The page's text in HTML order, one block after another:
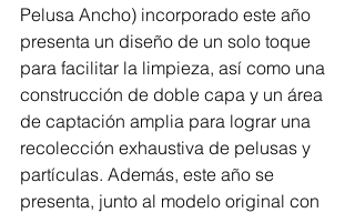
Pelusa Ancho) incorporado este año
presenta un diseño de un solo toque
para facilitar la limpieza, así como una
construcción de doble capa y un área
de captación amplia para lograr una
recolección exhaustiva de pelusas y
partículas. Además, este año se
presenta, junto al modelo original con